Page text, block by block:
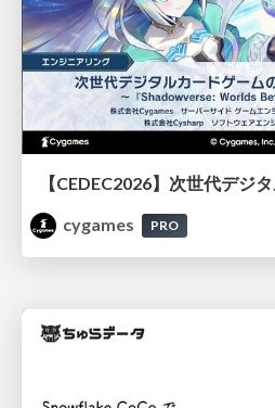
cygames
PRO